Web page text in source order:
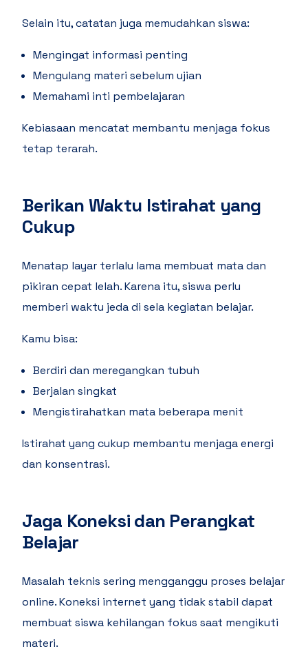
Selain itu, catatan juga memudahkan siswa:
Mengingat informasi penting
Mengulang materi sebelum ujian
Memahami inti pembelajaran
Kebiasaan mencatat membantu menjaga fokus
tetap terarah.
Berikan Waktu Istirahat yang
Cukup
Menatap layar terlalu lama membuat mata dan
pikiran cepat lelah. Karena itu, siswa perlu
memberi waktu jeda di sela kegiatan belajar.
Kamu bisa:
Berdiri dan meregangkan tubuh
Berjalan singkat
Mengistirahatkan mata beberapa menit
Istirahat yang cukup membantu menjaga energi
dan konsentrasi.
Jaga Koneksi dan Perangkat
Belajar
Masalah teknis sering mengganggu proses belajar
online. Koneksi internet yang tidak stabil dapat
membuat siswa kehilangan fokus saat mengikuti
materi.